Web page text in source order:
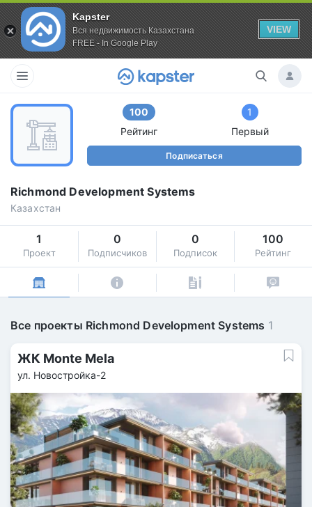
Kapster
Вся недвижимость Казахстана
FREE - In Google Play
VIEW
100
Рейтинг
1
Первый
Подписаться
Richmond Development Systems
Казахстан
1
Проект
0
Подписчиков
0
Подписок
100
Рейтинг
Все проекты Richmond Development Systems 1
ЖК Monte Mela
ул. Новостройка-2